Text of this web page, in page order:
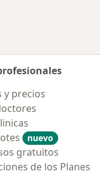
y precios
nuevo
gratuitos
de los Planes